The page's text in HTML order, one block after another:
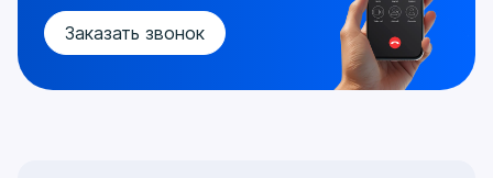
Заказать звонок